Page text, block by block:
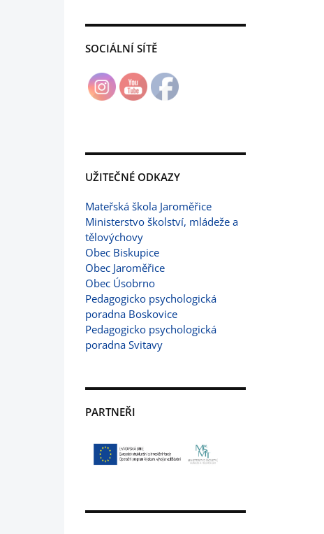
SOCIÁLNÍ SÍTĚ
UŽITEČNÉ ODKAZY
Mateřská škola Jaroměřice
Ministerstvo školství, mládeže a
tělovýchovy
Obec Biskupice
Obec Jaroměřice
Obec Úsobrno
Pedagogicko psychologická
poradna Boskovice
Pedagogicko psychologická
poradna Svitavy
PARTNEŘI